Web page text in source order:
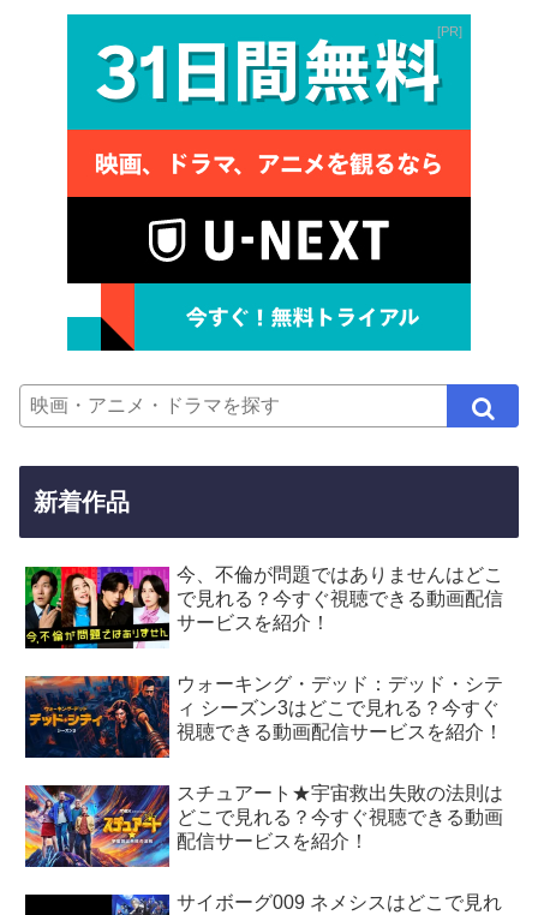
PR
新着作品
今、不倫が問題ではありませんはどこ
で見れる？今すぐ視聴できる動画配信
サービスを紹介！
ウォーキング・デッド：デッド・シテ
ィ シーズン3はどこで見れる？今すぐ
視聴できる動画配信サービスを紹介！
スチュアート★宇宙救出失敗の法則は
どこで見れる？今すぐ視聴できる動画
配信サービスを紹介！
サイボーグ009 ネメシスはどこで見れ